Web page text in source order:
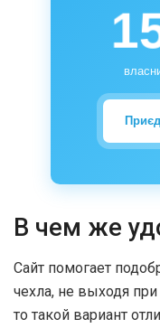
В чем же
Сайт помогает
чехла, не выходя
то такой вариант